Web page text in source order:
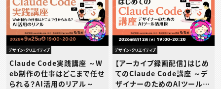
デザイン・クリエイティブ
Claude Code実践講座 ～W
eb制作の仕事はどこまで任せ
られる？AI活用のリアル～
デザイン・クリエイティブ
【アーカイブ録画配信】はじめ
てのClaude Code講座 ～デ
ザイナーのためのAIツール活